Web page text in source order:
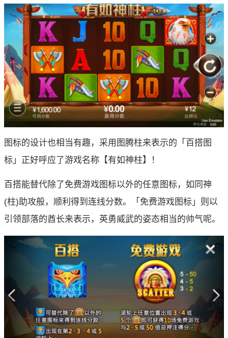
图标的设计也相当有趣，采用图腾柱来表示的「百搭图
标」正好呼应了游戏名称【有如神柱】！
百搭能替代除了免费游戏图标以外的任意图标，如同神
(柱)助攻般，顺利得到连线分数。「免费游戏图标」则以
引领部落的酋长来表示，英勇威武的姿态相当的帅气呢。